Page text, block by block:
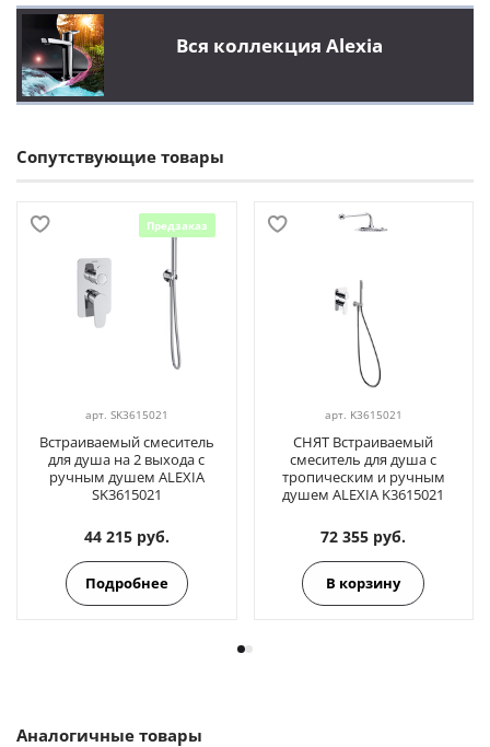
Вся коллекция Alexia
Сопутствующие товары
Предзаказ
арт. SK3615021
Встраиваемый смеситель
для душа на 2 выхода с
ручным душем ALEXIA
SK3615021
44 215 руб.
Подробнее
арт. K3615021
СНЯТ Встраиваемый
смеситель для душа с
тропическим и ручным
душем ALEXIA K3615021
72 355 руб.
В корзину
Аналогичные товары